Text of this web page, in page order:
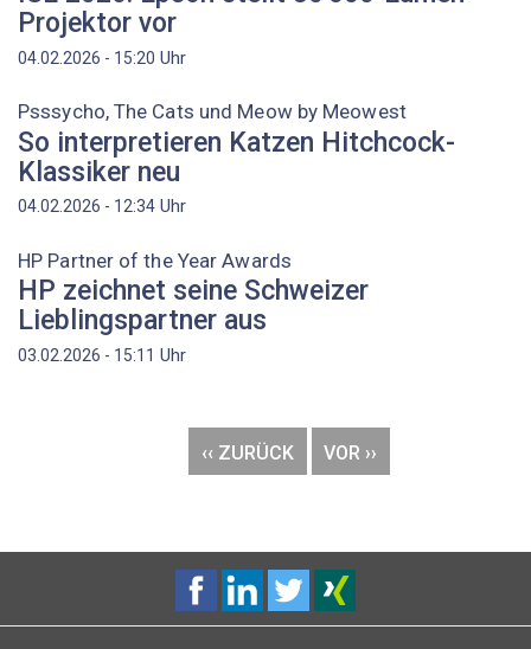
Projektor vor
04.02.2026 - 15:20 Uhr
Psssycho, The Cats und Meow by Meowest
So interpretieren Katzen Hitchcock-
Klassiker neu
04.02.2026 - 12:34 Uhr
HP Partner of the Year Awards
HP zeichnet seine Schweizer
Lieblingspartner aus
03.02.2026 - 15:11 Uhr
VORHERIGE
SEITE
‹‹ ZURÜCK
NÄCHSTE
SEITE
VOR ››